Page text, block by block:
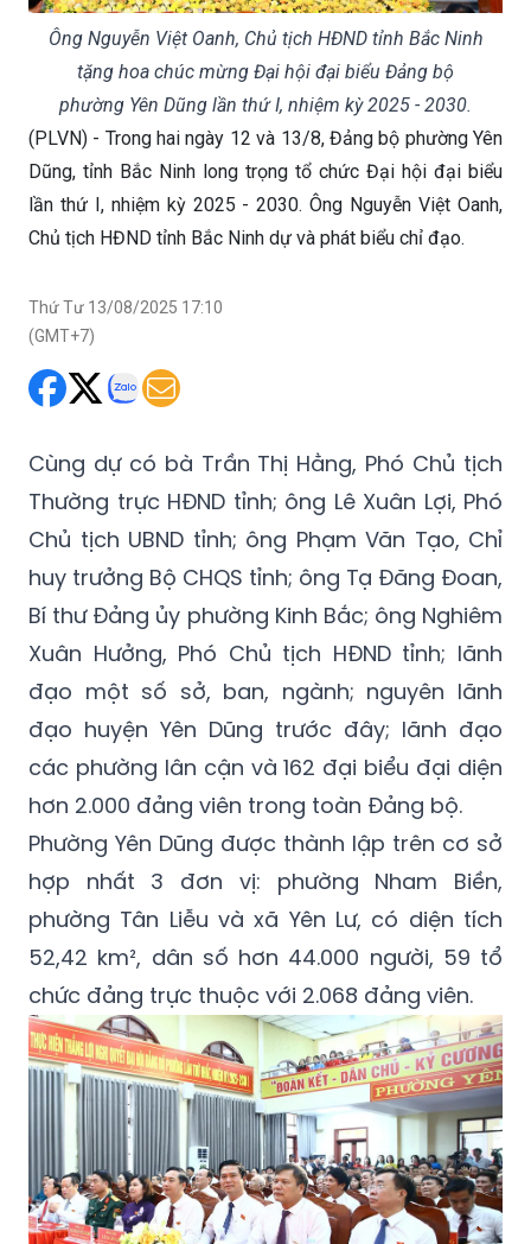
Ông Nguyễn Việt Oanh, Chủ tịch HĐND tỉnh Bắc Ninh
tặng hoa chúc mừng Đại hội đại biểu Đảng bộ
phường Yên Dũng lần thứ I, nhiệm kỳ 2025 - 2030.
(PLVN) - Trong hai ngày 12 và 13/8, Đảng bộ phường Yên
Dũng, tỉnh Bắc Ninh long trọng tổ chức Đại hội đại biểu
lần thứ I, nhiệm kỳ 2025 - 2030. Ông Nguyễn Việt Oanh,
Chủ tịch HĐND tỉnh Bắc Ninh dự và phát biểu chỉ đạo.
Thứ Tư 13/08/2025 17:10
(GMT+7)
Cùng dự có bà Trần Thị Hằng, Phó Chủ tịch
Thường trực HĐND tỉnh; ông Lê Xuân Lợi, Phó
Chủ tịch UBND tỉnh; ông Phạm Văn Tạo, Chỉ
huy trưởng Bộ CHQS tỉnh; ông Tạ Đăng Đoan,
Bí thư Đảng ủy phường Kinh Bắc; ông Nghiêm
Xuân Hưởng, Phó Chủ tịch HĐND tỉnh; lãnh
đạo một số sở, ban, ngành; nguyên lãnh
đạo huyện Yên Dũng trước đây; lãnh đạo
các phường lân cận và 162 đại biểu đại diện
hơn 2.000 đảng viên trong toàn Đảng bộ.
Phường Yên Dũng được thành lập trên cơ sở
hợp nhất 3 đơn vị: phường Nham Biền,
phường Tân Liễu và xã Yên Lư, có diện tích
52,42 km², dân số hơn 44.000 người, 59 tổ
chức đảng trực thuộc với 2.068 đảng viên.